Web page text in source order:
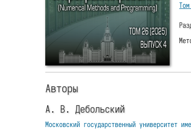
Авторы
А. В. Дебольский
Московский государственный университет